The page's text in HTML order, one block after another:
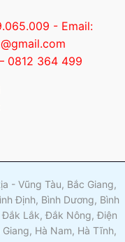
- Email:
0812 364 499
- Vũng Tàu, Bắc Giang,
Định, Bình Dương, Bình
Đắk Lắk, Đắk Nông, Điện
Hà Nam, Hà Tĩnh,